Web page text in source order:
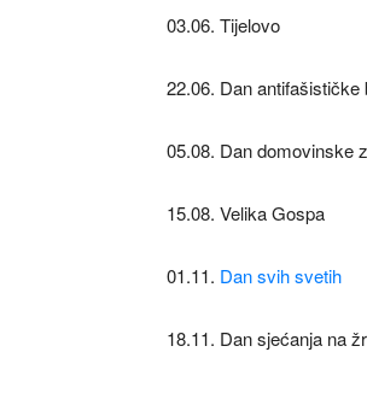
03.06. Tijelovo
22.06. Dan antifašističke
05.08. Dan domovinske
15.08. Velika Gospa
01.11. Dan svih svetih
18.11. Dan sjećanja na